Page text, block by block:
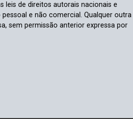
leis de direitos autorais nacionais e
e não comercial. Qualquer outra
sem permissão anterior expressa por